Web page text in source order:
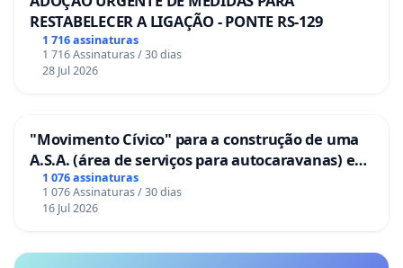
RESTABELECER A LIGAÇÃO - PONTE RS-129
1 716 assinaturas
1 716 Assinaturas / 30 dias
28 Jul 2026
"Movimento Cívico" para a construção de uma
A.S.A. (área de serviços para autocaravanas) em
Coimbra
1 076 assinaturas
1 076 Assinaturas / 30 dias
16 Jul 2026